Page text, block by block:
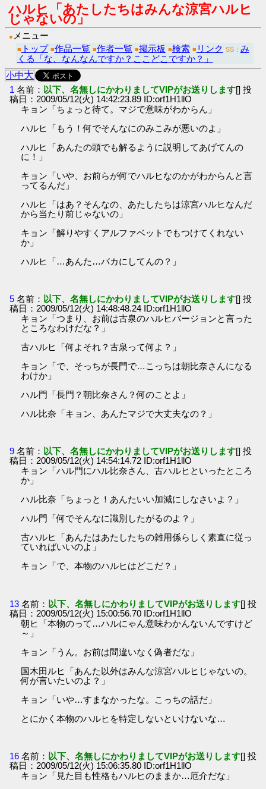
ハルヒ「あたしたちはみんな涼宮ハルヒ
じゃないの」
● メニュー
■ トップ ■作品一覧 ■作者一覧 ■掲示板 ■検索 ■ リンク SS： み
くる「な、なんなんですか？ここどこですか？」
小中大
1 名前： 以下、名無しにかわりましてVIPがお送りします[] 投
稿日：2009/05/12(火) 14:42:23.89 ID:orf1H1llO
キョン「ちょっと待て。マジで意味がわからん」
ハルヒ「もう！何でそんなにのみこみが悪いのよ」
ハルヒ「あんたの頭でも解るように説明してあげてんの
に！」
キョン「いや、お前らが何でハルヒなのかがわからんと言
ってるんだ」
ハルヒ「はあ？そんなの、あたしたちは涼宮ハルヒなんだ
から当たり前じゃないの」
キョン「解りやすくアルファベットでもつけてくれない
か」
ハルヒ「…あんた…バカにしてんの？」
5 名前： 以下、名無しにかわりましてVIPがお送りします[] 投
稿日：2009/05/12(火) 14:48:48.24 ID:orf1H1llO
キョン「つまり、お前は古泉のハルヒバージョンと言った
ところなわけだな？」
古ハルヒ「何よそれ？古泉って何よ？」
キョン「で、そっちが長門で…こっちは朝比奈さんになる
わけか」
ハル門「長門？朝比奈さん？何のことよ」
ハル比奈「キョン、あんたマジで大丈夫なの？」
9 名前： 以下、名無しにかわりましてVIPがお送りします[] 投
稿日：2009/05/12(火) 14:54:14.72 ID:orf1H1llO
キョン「ハル門にハル比奈さん、古ハルヒといったところ
か」
ハル比奈「ちょっと！あんたいい加減にしなさいよ？」
ハル門「何でそんなに識別したがるのよ？」
古ハルヒ「あんたはあたしたちの雑用係らしく素直に従っ
ていればいいのよ」
キョン「で、本物のハルヒはどこだ？」
13 名前： 以下、名無しにかわりましてVIPがお送りします[] 投
稿日：2009/05/12(火) 15:00:56.70 ID:orf1H1llO
朝ヒ「本物のって…ハルにゃん意味わかんないんですけど
～」
キョン「うん。お前は間違いなく偽者だな」
国木田ルヒ「あんた以外はみんな涼宮ハルヒじゃないの。
何が言いたいのよ？」
キョン「いや…すまなかったな。こっちの話だ」
とにかく本物のハルヒを特定しないといけないな…
16 名前： 以下、名無しにかわりましてVIPがお送りします[] 投
稿日：2009/05/12(火) 15:06:35.80 ID:orf1H1llO
キョン「見た目も性格もハルヒのままか…厄介だな」